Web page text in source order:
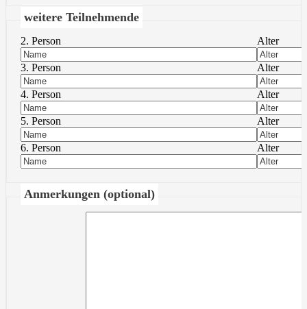
weitere Teilnehmende
2. Person Alter
3. Person Alter
4. Person Alter
5. Person Alter
6. Person Alter
Anmerkungen (optional)